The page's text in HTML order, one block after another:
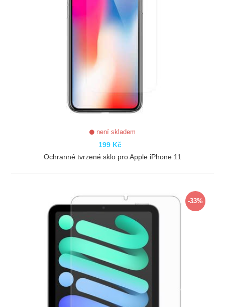
není skladem
199 Kč
Ochranné tvrzené sklo pro Apple iPhone 11
-33%